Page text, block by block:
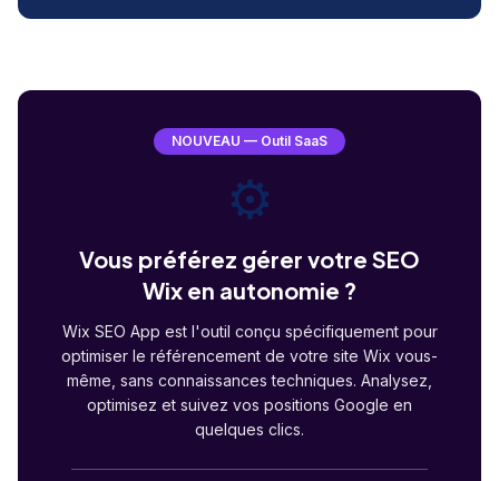
NOUVEAU — Outil SaaS
⚙️
Vous préférez gérer votre SEO
Wix en autonomie ?
Wix SEO App est l'outil conçu spécifiquement pour
optimiser le référencement de votre site Wix vous-
même, sans connaissances techniques. Analysez,
optimisez et suivez vos positions Google en
quelques clics.